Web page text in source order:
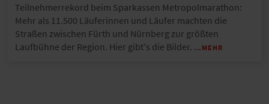
Teilnehmerrekord beim Sparkassen Metropolmarathon:
Mehr als 11.500 Läuferinnen und Läufer machten die
Straßen zwischen Fürth und Nürnberg zur größten
Laufbühne der Region. Hier gibt's die Bilder. …MEHR